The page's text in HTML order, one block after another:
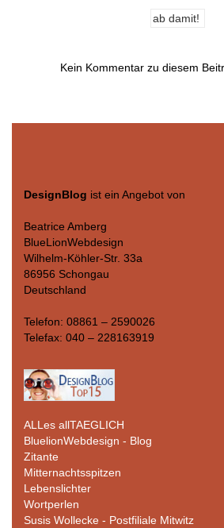
Kein Kommentar zu diesem
DesignBlog ist ein Angebot von
Beatrice Amberg
BlueLionWebdesign
Wilhelm-Köhler-Str. 33a
86956 Schongau
Deutschland
Telefon: 08861 – 2590026
Telefax: 040 – 228163919
ALLes allTAEGLICH
BluelionWebdesign - Blog
Zitante
Mitternachtsspitzen
Lebenslichter
Wortperlen
Susis Wollecke - Postfiliale Mitwitz